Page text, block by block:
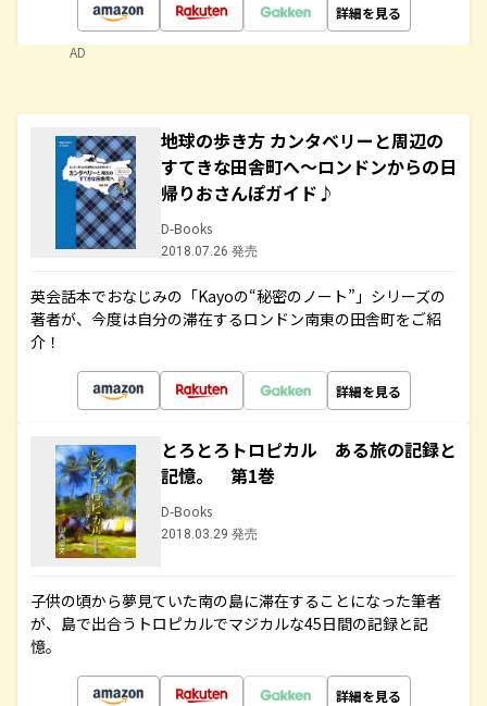
詳細を見る
AD
地球の歩き方 カンタベリーと周辺の
すてきな田舎町へ～ロンドンからの日
帰りおさんぽガイド♪
D-Books
2018.07.26 発売
英会話本でおなじみの「Kayoの“秘密のノート”」シリーズの
著者が、今度は自分の滞在するロンドン南東の田舎町をご紹
介！
詳細を見る
とろとろトロピカル ある旅の記録と
記憶。 第1巻
D-Books
2018.03.29 発売
子供の頃から夢見ていた南の島に滞在することになった筆者
が、島で出合うトロピカルでマジカルな45日間の記録と記
憶。
詳細を見る